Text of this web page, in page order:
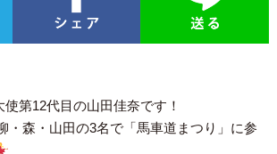
第12代目の山田佳奈です！
・森・山田の3名で「馬車道まつり」に参